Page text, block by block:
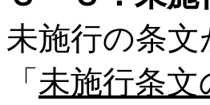
未施行の条
「 未施行条文